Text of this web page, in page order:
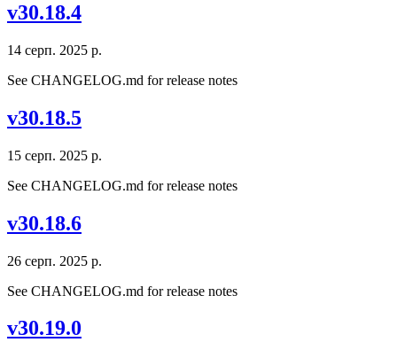
v30.18.4
14 серп. 2025 р.
See CHANGELOG.md for release notes
v30.18.5
15 серп. 2025 р.
See CHANGELOG.md for release notes
v30.18.6
26 серп. 2025 р.
See CHANGELOG.md for release notes
v30.19.0